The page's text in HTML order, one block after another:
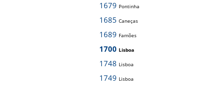
1679 Pontinha
1685 Caneças
1689 Famões
1700 Lisboa
1748 Lisboa
1749 Lisboa